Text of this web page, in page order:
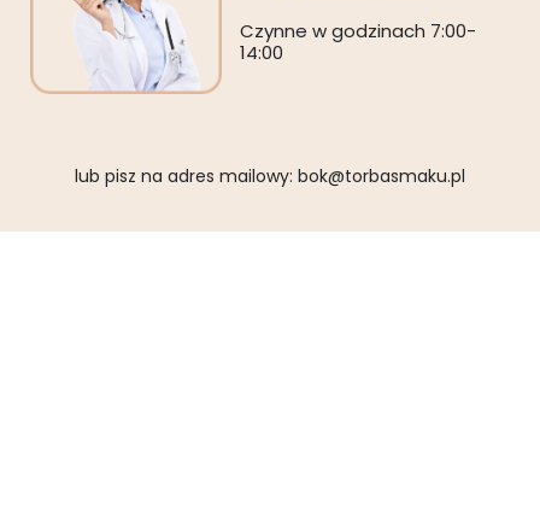
Czynne w godzinach 7:00-
14:00
lub pisz na adres mailowy: bok@torbasmaku.pl